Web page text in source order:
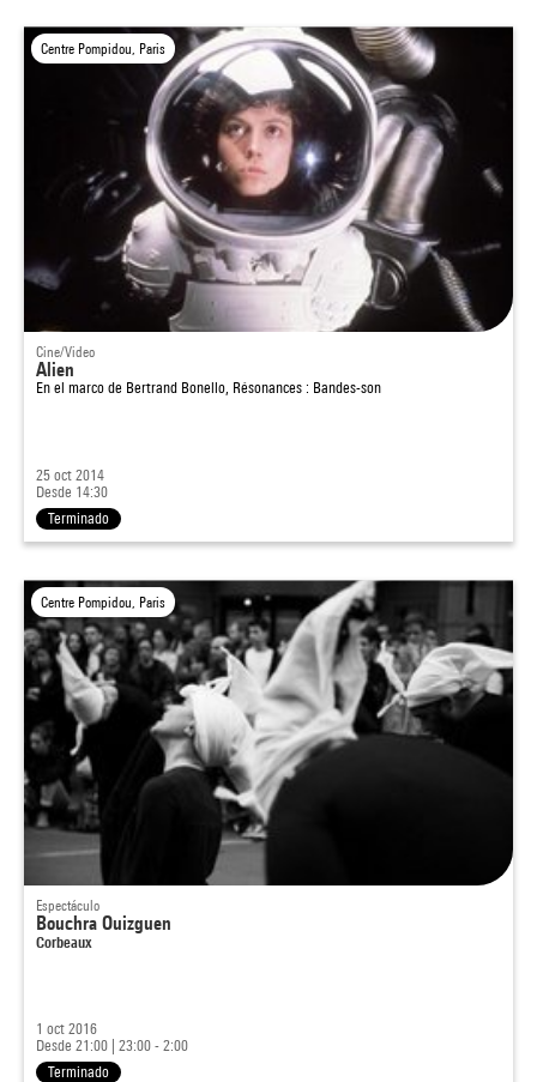
Centre Pompidou, Paris
Cine/Video
Alien
En el marco de Bertrand Bonello, Résonances : Bandes-son
25 oct 2014
Desde 14:30
Terminado
Centre Pompidou, Paris
Espectáculo
Bouchra Ouizguen
Corbeaux
1 oct 2016
Desde 21:00 23:00 - 2:00
Terminado